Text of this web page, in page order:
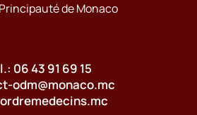
de Monaco
06 43 91 69 15
odm@monaco.mc